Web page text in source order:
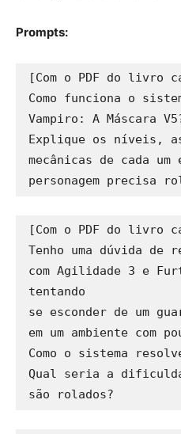
Prompts:
[Com o PDF do livro
Como funciona o
Vampiro: A Máscara
Explique os níveis,
mecânicas de cada um
[Com o PDF do livro
Tenho uma dúvida de
com Agilidade 3 e
tentando
se esconder de um
em um ambiente com
Como o sistema
Qual seria a